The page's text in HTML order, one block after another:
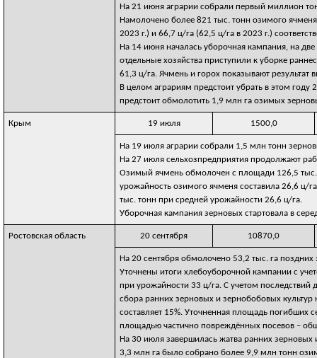
На 21 июня аграрии собрали первый миллион
Намолочено более 821 тыс. тонн озимого
2023 г.) и 66,7 ц/га (62,5 ц/га в 2023 г.)
На 14 июня началась уборочная кампания, на
отдельные хозяйства приступили к уборке
61,3 ц/га. Ячмень и горох показывают
В целом аграриям предстоит убрать в этом
предстоит обмолотить 1,9 млн га озимых
Крым 19 июля 1500,0
На 19 июля аграрии собрали 1,5 млн тонн
На 27 июля сельхозпредприятия продолжают
Озимый ячмень обмолочен с площади 126,5 тыс.
урожайность озимого ячменя составила 26,6
тыс. тонн при средней урожайности 26,6 ц/га.
Уборочная кампания зерновых стартовала в
Ростовская область 20 сентября 10870,0
На 20 сентября обмолочено 53,2 тыс. га
Уточнены итоги хлебоуборочной кампании с
при урожайности 33 ц/га. С учетом последствий
сбора ранних зерновых и зернобобовых
составляет 15%. Уточненная площадь погибших
площадью частично повреждённых посевов –
На 30 июля завершилась жатва ранних зерновых
3,3 млн га было собрано более 9,9 млн тонн